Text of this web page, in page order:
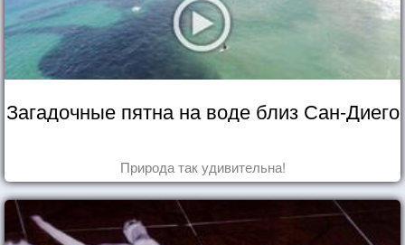
Загадочные пятна на воде близ Сан-Диего
Природа так удивительна!